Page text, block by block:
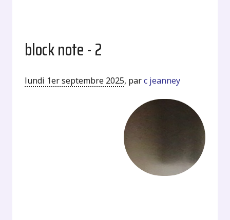
block note - 2
lundi 1er septembre 2025, parc jeanney